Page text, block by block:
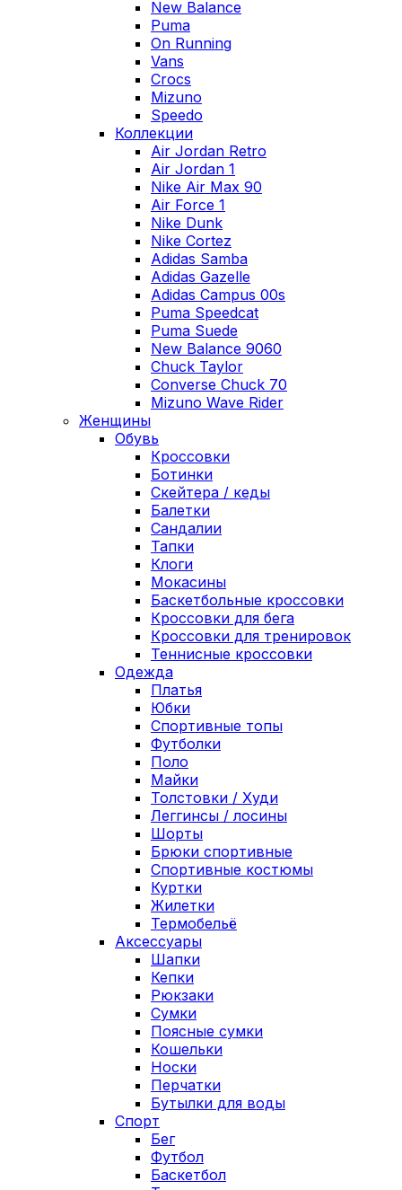
New Balance
Puma
On Running
Vans
Crocs
Mizuno
Speedo
Коллекции
Air Jordan Retro
Air Jordan 1
Nike Air Max 90
Air Force 1
Nike Dunk
Nike Cortez
Adidas Samba
Adidas Gazelle
Adidas Campus 00s
Puma Speedcat
Puma Suede
New Balance 9060
Chuck Taylor
Converse Chuck 70
Mizuno Wave Rider
Женщины
Обувь
Кроссовки
Ботинки
Скейтера / кеды
Балетки
Сандалии
Тапки
Клоги
Мокасины
Баскетбольные кроссовки
Кроссовки для бега
Кроссовки для тренировок
Теннисные кроссовки
Одежда
Платья
Юбки
Спортивные топы
Футболки
Поло
Майки
Толстовки / Худи
Леггинсы / лосины
Шорты
Брюки спортивные
Спортивные костюмы
Куртки
Жилетки
Термобельё
Аксессуары
Шапки
Кепки
Рюкзаки
Сумки
Поясные сумки
Кошельки
Носки
Перчатки
Бутылки для воды
Спорт
Бег
Футбол
Баскетбол